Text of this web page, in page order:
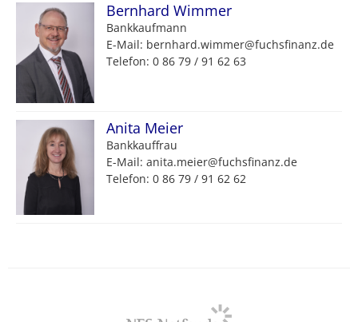
Bernhard Wimmer
Bankkaufmann
E-Mail: bernhard.wimmer@fuchsfinanz.de
Telefon: 0 86 79 / 91 62 63
Anita Meier
Bankkauffrau
E-Mail: anita.meier@fuchsfinanz.de
Telefon: 0 86 79 / 91 62 62